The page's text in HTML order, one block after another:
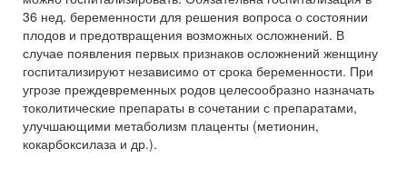
36 нед. беременности для решения вопроса о состоянии
плодов и предотвращения возможных осложнений. В
случае появления первых признаков осложнений женщину
госпитализируют независимо от срока беременности. При
угрозе преждевременных родов целесообразно назначать
токолитические препараты в сочетании с препаратами,
улучшающими метаболизм плаценты (метионин,
кокарбоксилаза и др.).